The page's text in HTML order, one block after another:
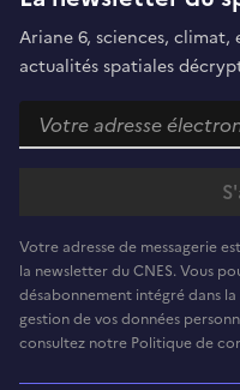
Ariane 6, sciences,
actualités spatiales
Votre adresse de messagerie
la newsletter du CNES. Vous
désabonnement intégré dans
gestion de vos données
consultez notre Politique de